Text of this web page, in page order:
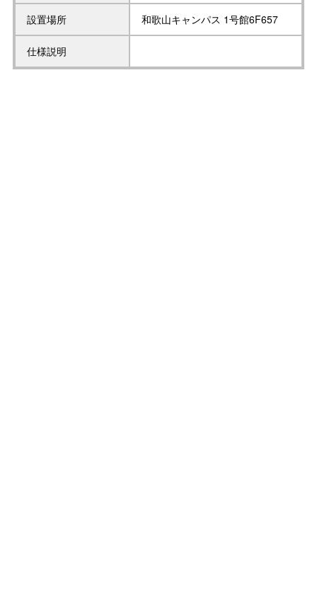
設置場所 和歌山キャンパス 1号館6F657
仕様説明